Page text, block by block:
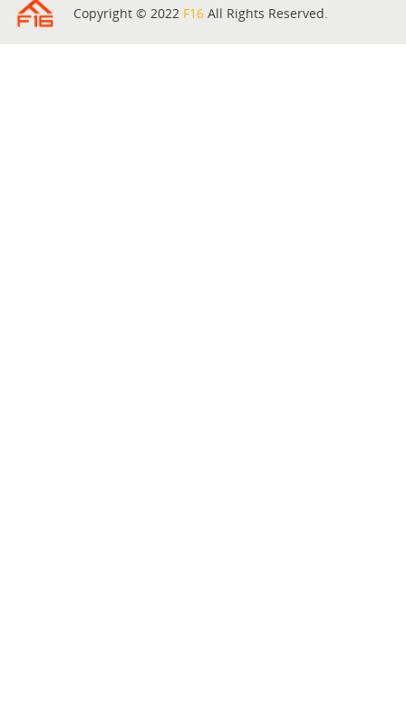
Copyright © 2022 F16 All Rights Reserved.